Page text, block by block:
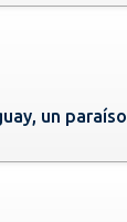
un